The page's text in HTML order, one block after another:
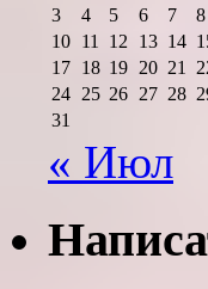
3
4 5 6 7 8
10 11 12 13 14
17 18 19 20 21
24 25 26 27 28
31
« Июл